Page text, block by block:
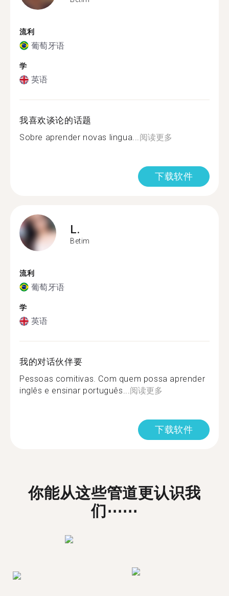
流利
葡萄牙语
学
英语
我喜欢谈论的话题
Sobre aprender novas lingua...阅读更多
下载软件
L.
Betim
流利
葡萄牙语
学
英语
我的对话伙伴要
Pessoas comitivas. Com quem possa aprender
inglês e ensinar português...阅读更多
下载软件
你能从这些管道更认识我
们⋯⋯